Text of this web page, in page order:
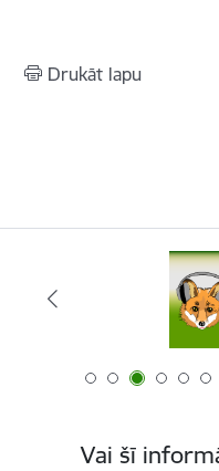
Drukāt lapu
Vai šī